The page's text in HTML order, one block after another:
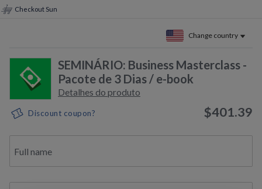
Checkout Sun
Change country
SEMINÁRIO: Business Masterclass -
Pacote de 3 Dias / e-book
Detalhes do produto
Discount coupon? $401.39
Full name